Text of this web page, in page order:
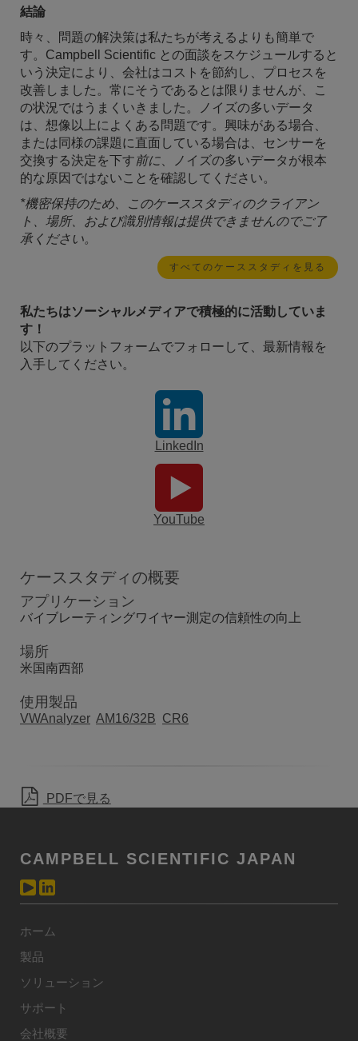
結論
時々、問題の解決策は私たちが考えるよりも簡単で
す。Campbell Scientific との面談をスケジュールすると
いう決定により、会社はコストを節約し、プロセスを
改善しました。常にそうであるとは限りませんが、こ
の状況ではうまくいきました。ノイズの多いデータ
は、想像以上によくある問題です。興味がある場合、
または同様の課題に直面している場合は、センサーを
交換する決定を下す前に 、ノイズの多いデータが根本
的な原因ではないことを確認してください。
*機密保持のため、このケーススタディのクライアン
ト、場所、および識別情報は提供できませんのでご了
承ください。
すべてのケーススタディを見る
私たちはソーシャルメディアで積極的に活動していま
す！
以下のプラットフォームでフォローして、最新情報を
入手してください。
LinkedIn
YouTube
ケーススタディの概要
アプリケーション
バイブレーティングワイヤー測定の信頼性の向上
場所
米国南西部
使用製品
VWAnalyzer AM16/32B CR6
PDFで見る
CAMPBELL SCIENTIFIC JAPAN
ホーム
製品
ソリューション
サポート
会社概要